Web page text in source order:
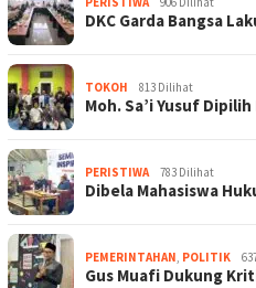
DKC Garda Bangsa
TOKOH 813 Dilihat
Moh. Sa’i Yusuf
PERISTIWA 783 Dilihat
Dibela Mahasiswa
PEMERINTAHAN, POLITIK
Gus Muafi Dukung